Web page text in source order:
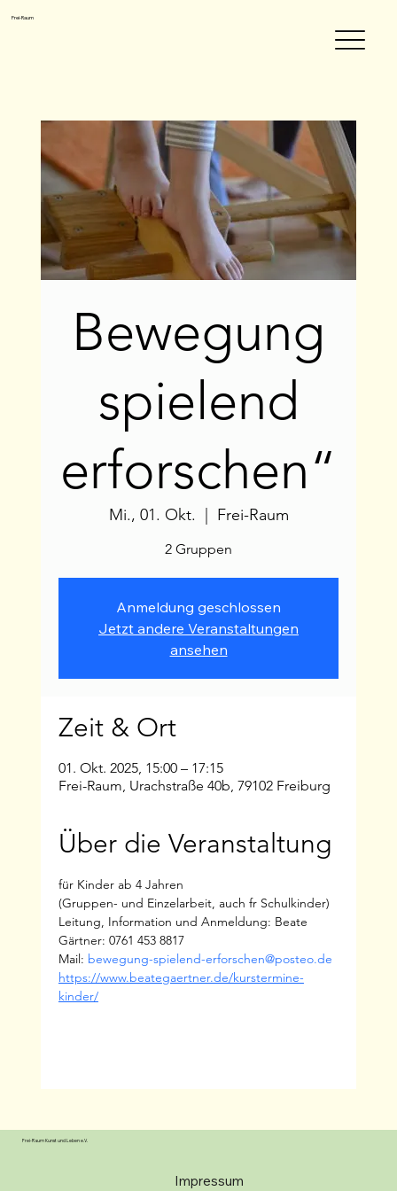
Frei-Raum
Bewegung
spielend
erforschen“
Mi., 01. Okt. Frei-Raum
2 Gruppen
Anmeldung geschlossen
Jetzt andere Veranstaltungen
ansehen
Zeit & Ort
01. Okt. 2025, 15:00 – 17:15
Frei-Raum, Urachstraße 40b, 79102 Freiburg
Über die Veranstaltung
für Kinder ab 4 Jahren
(Gruppen- und Einzelarbeit, auch fr Schulkinder)
Leitung, Information und Anmeldung: Beate
Gärtner: 0761 453 8817
Mail: bewegung-spielend-erforschen@posteo.de
https://www.beategaertner.de/kurstermine-
kinder/
Impressum
Frei-Raum Kunst und Leben e.V.